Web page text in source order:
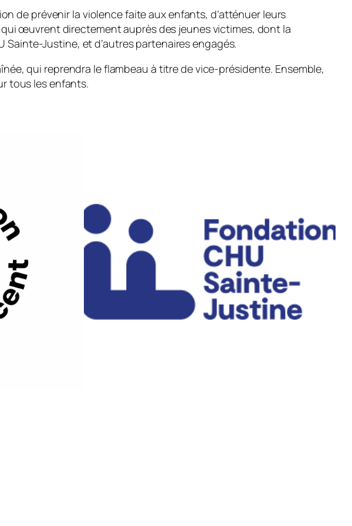
de prévenir la violence faite aux enfants, d’atténuer leurs
œuvrent directement auprès des jeunes victimes, dont la
Justine, et d’autres partenaires engagés.
qui reprendra le flambeau à titre de vice-présidente. Ensemble,
tous les enfants.